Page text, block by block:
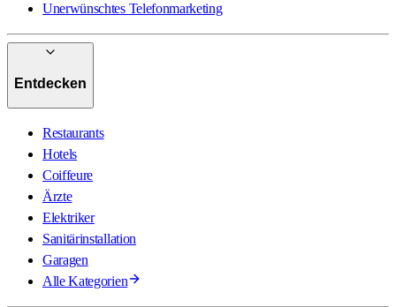
Unerwünschtes Telefonmarketing
Entdecken
Restaurants
Hotels
Coiffeure
Ärzte
Elektriker
Sanitärinstallation
Garagen
Alle Kategorien